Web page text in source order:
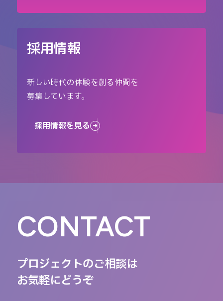
採用情報
新しい時代の体験を創る仲間を
募集しています。
採用情報を見る
CONTACT
プロジェクトのご相談は
お気軽にどうぞ